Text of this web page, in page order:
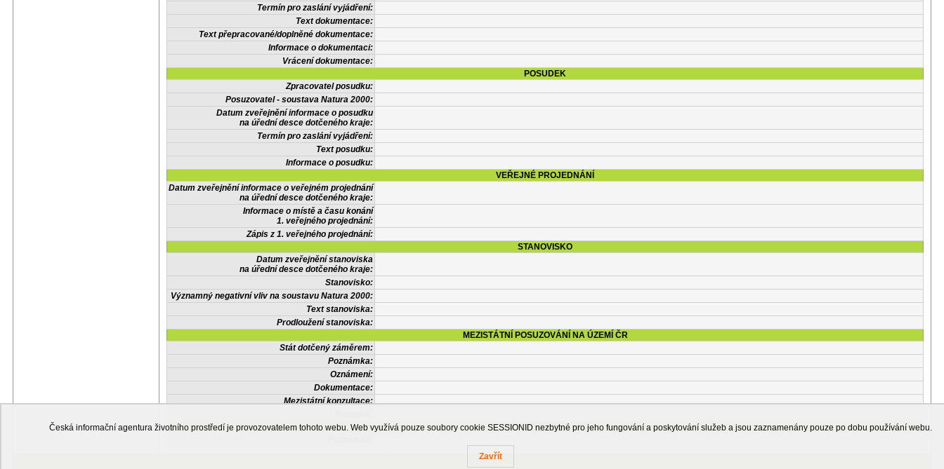
Termín pro zaslání vyjádření:
Text dokumentace:
Text přepracované/doplněné dokumentace:
Informace o dokumentaci:
Vrácení dokumentace:
POSUDEK
Zpracovatel posudku:
Posuzovatel - soustava Natura 2000:
Datum zveřejnění informace o posudku
na úřední desce dotčeného kraje:
Termín pro zaslání vyjádření:
Text posudku:
Informace o posudku:
VEŘEJNÉ PROJEDNÁNÍ
Datum zveřejnění informace o veřejném projednání
na úřední desce dotčeného kraje:
Informace o místě a času konání
1. veřejného projednání:
Zápis z 1. veřejného projednání:
STANOVISKO
Datum zveřejnění stanoviska
na úřední desce dotčeného kraje:
Stanovisko:
Významný negativní vliv na soustavu Natura 2000:
Text stanoviska:
Prodloužení stanoviska:
MEZISTÁTNÍ POSUZOVÁNÍ NA ÚZEMÍ ČR
Stát dotčený záměrem:
Poznámka:
Oznámení:
Dokumentace:
Mezistátní konzultace:
OSTATNÍ INFORMACE
Česká informační agentura životního prostředí
Česká informační agentura životního prostředí je provozovatelem tohoto webu. Web využívá pouze soubory cookie SESSIONID nezbytné pro jeho fungování a poskytování služeb a jsou zaznamenány pouze po dobu používání webu.
Zavřít